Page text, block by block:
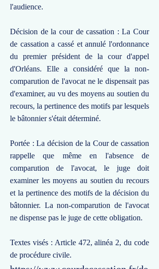
l'audience.
Décision de la cour de cassation : La Cour
de cassation a cassé et annulé l'ordonnance
du premier président de la cour d'appel
d'Orléans. Elle a considéré que la non-
comparution de l'avocat ne le dispensait pas
d'examiner, au vu des moyens au soutien du
recours, la pertinence des motifs par lesquels
le bâtonnier s'était déterminé.
Portée : La décision de la Cour de cassation
rappelle que même en l'absence de
comparution de l'avocat, le juge doit
examiner les moyens au soutien du recours
et la pertinence des motifs de la décision du
bâtonnier. La non-comparution de l'avocat
ne dispense pas le juge de cette obligation.
Textes visés : Article 472, alinéa 2, du code
de procédure civile.